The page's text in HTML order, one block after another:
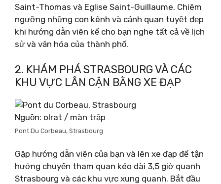
Saint-Thomas và Eglise Saint-Guillaume. Chiêm
ngưỡng những con kênh và cảnh quan tuyệt đẹp
khi hướng dẫn viên kể cho bạn nghe tất cả về lịch
sử và văn hóa của thành phố.
2. KHÁM PHÁ STRASBOURG VÀ CÁC
KHU VỰC LÂN CẬN BẰNG XE ĐẠP
Nguồn: olrat / màn trập
Pont Du Corbeau, Strasbourg
Gặp hướng dẫn viên của bạn và lên xe đạp để tận
hưởng chuyến tham quan kéo dài 3,5 giờ quanh
Strasbourg và các khu vực xung quanh. Bắt đầu